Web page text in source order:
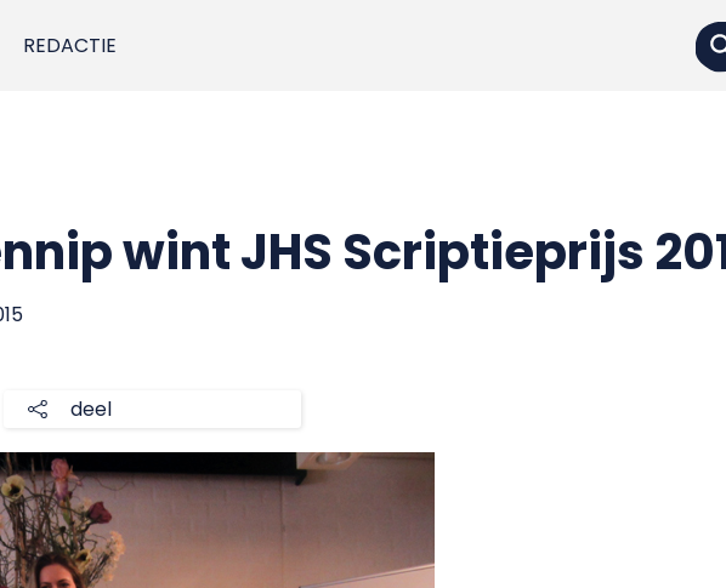
REDACTIE
wint JHS Scriptieprijs
deel